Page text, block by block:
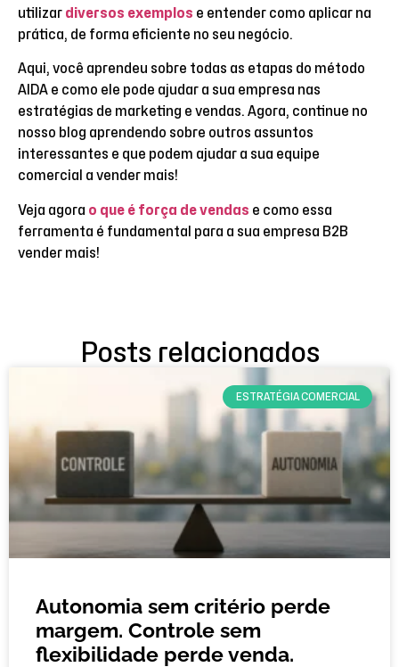
utilizar diversos exemplos e entender como aplicar na
prática, de forma eficiente no seu negócio.
Aqui, você aprendeu sobre todas as etapas do método
AIDA e como ele pode ajudar a sua empresa nas
estratégias de marketing e vendas. Agora, continue no
nosso blog aprendendo sobre outros assuntos
interessantes e que podem ajudar a sua equipe
comercial a vender mais!
Veja agora o que é força de vendas e como essa
ferramenta é fundamental para a sua empresa B2B
vender mais!
Posts relacionados
ESTRATÉGIA COMERCIAL
Autonomia sem critério perde
margem. Controle sem
flexibilidade perde venda.